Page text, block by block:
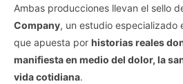
Ambas producciones llevan el sello
Company, un estudio especializado
que apuesta por historias reales
manifiesta en medio del dolor, la
vida cotidiana.